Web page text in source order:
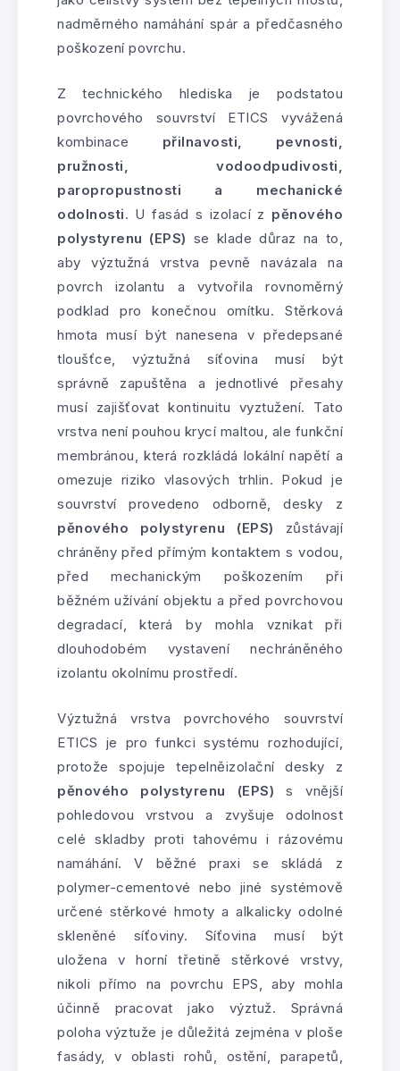
nadměrného namáhání spár a předčasného
poškození povrchu.
Z technického hlediska je podstatou
povrchového souvrství ETICS vyvážená
kombinace přilnavosti, pevnosti,
pružnosti, vodoodpudivosti,
paropropustnosti a mechanické
odolnosti. U fasád s izolací z pěnového
polystyrenu (EPS) se klade důraz na to,
aby výztužná vrstva pevně navázala na
povrch izolantu a vytvořila rovnoměrný
podklad pro konečnou omítku. Stěrková
hmota musí být nanesena v předepsané
tloušťce, výztužná síťovina musí být
správně zapuštěna a jednotlivé přesahy
musí zajišťovat kontinuitu vyztužení. Tato
vrstva není pouhou krycí maltou, ale funkční
membránou, která rozkládá lokální napětí a
omezuje riziko vlasových trhlin. Pokud je
souvrství provedeno odborně, desky z
pěnového polystyrenu (EPS) zůstávají
chráněny před přímým kontaktem s vodou,
před mechanickým poškozením při
běžném užívání objektu a před povrchovou
degradací, která by mohla vznikat při
dlouhodobém vystavení nechráněného
izolantu okolnímu prostředí.
Výztužná vrstva povrchového souvrství
ETICS je pro funkci systému rozhodující,
protože spojuje tepelněizolační desky z
pěnového polystyrenu (EPS) s vnější
pohledovou vrstvou a zvyšuje odolnost
celé skladby proti tahovému i rázovému
namáhání. V běžné praxi se skládá z
polymer-cementové nebo jiné systémově
určené stěrkové hmoty a alkalicky odolné
skleněné síťoviny. Síťovina musí být
uložena v horní třetině stěrkové vrstvy,
nikoli přímo na povrchu EPS, aby mohla
účinně pracovat jako výztuž. Správná
poloha výztuže je důležitá zejména v ploše
fasády, v oblasti rohů, ostění, parapetů,